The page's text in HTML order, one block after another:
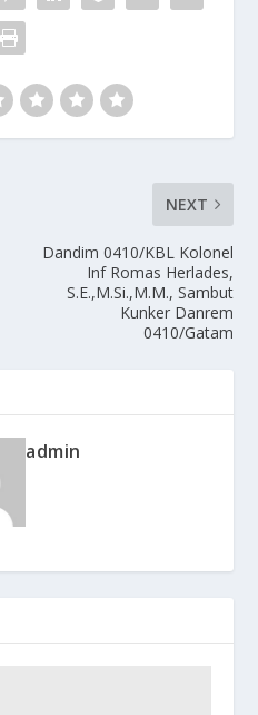
NEXT
Dandim 0410/KBL Kolonel
Inf Romas Herlades,
S.E.,M.Si.,M.M., Sambut
Kunker Danrem
0410/Gatam
admin